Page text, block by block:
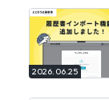
2026.06.25